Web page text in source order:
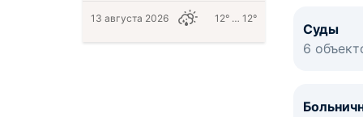
Суды
6
13 августа 2026 12° … 12°